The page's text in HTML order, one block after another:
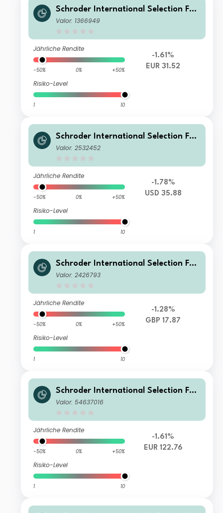
Schroder International Selection Fun
d Emerging Europe A1 Accumulation
Valor: 1366949
Jährliche Rendite
-50% 0% +50%
Risiko-Level
1 10
-1.61%
EUR 31.52
Schroder International Selection Fun
d Emerging Europe A1 Accumulation
Valor: 2532452
Jährliche Rendite
-50% 0% +50%
Risiko-Level
1 10
-1.78%
USD 35.88
Schroder International Selection Fun
d Emerging Europe A Distribution G
Valor: 2426793
Jährliche Rendite
-50% 0% +50%
Risiko-Level
1 10
-1.28%
GBP 17.87
Schroder International Selection Fun
d Emerging Europe IZ Accumulation
Valor: 54637016
Jährliche Rendite
-50% 0% +50%
Risiko-Level
1 10
-1.61%
EUR 122.76